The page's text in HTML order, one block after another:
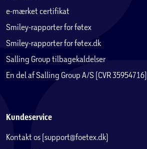
e-mærket certifikat
Smiley-rapporter for føtex
Smiley-rapporter for føtex.dk
Salling Group tilbagekaldelser
En del af Salling Group A/S (CVR 35954716)
Kundeservice
Kontakt os (support@foetex.dk)